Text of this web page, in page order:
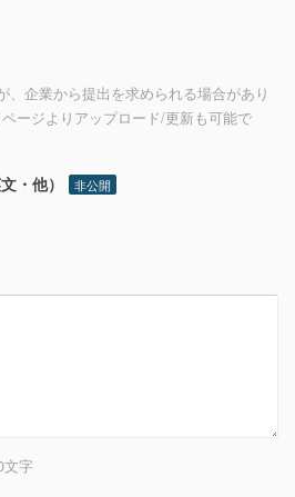
、企業から提出を求められる場合があり
ージよりアップロード/更新も可能で
・他） 非公開
文字